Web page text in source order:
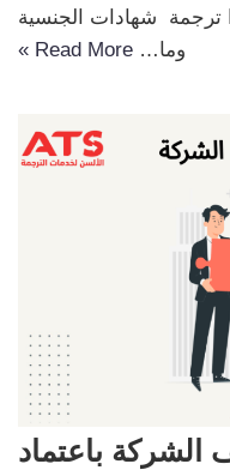
ترجمة شهادات الجنسية
وما… Read More »
باعتماد